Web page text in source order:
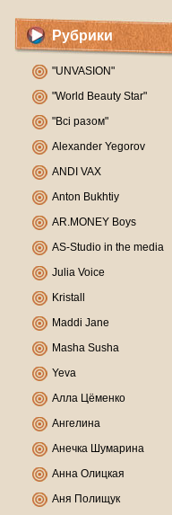
Рубрики
"UNVASION"
"World Beauty Star"
"Всі разом"
Alexander Yegorov
ANDI VAX
Anton Bukhtiy
AR.MONEY Boys
AS-Studio in the media
Julia Voice
Kristall
Maddi Jane
Masha Susha
Yeva
Алла Цёменко
Ангелина
Анечка Шумарина
Анна Олицкая
Аня Полищук